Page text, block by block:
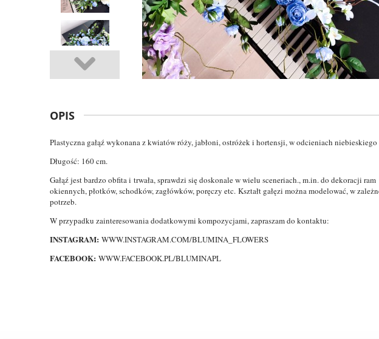
OPIS
Plastyczna gałąź wykonana z kwiatów róży, jabłoni, ostróżek i hortensji, w odcieniach
Długość: 160 cm.
Gałąź jest bardzo obfita i trwała, sprawdzi się doskonale w wielu sceneriach., m.in. do dekoracji ram
okiennych, płotków, schodków, zagłówków, poręczy etc. Kształt gałęzi można modelować, w
potrzeb.
W przypadku zainteresowania dodatkowymi kompozycjami, zapraszam do kontaktu:
INSTAGRAM: WWW.INSTAGRAM.COM/BLUMINA_FLOWERS
FACEBOOK: WWW.FACEBOOK.PL/BLUMINAPL